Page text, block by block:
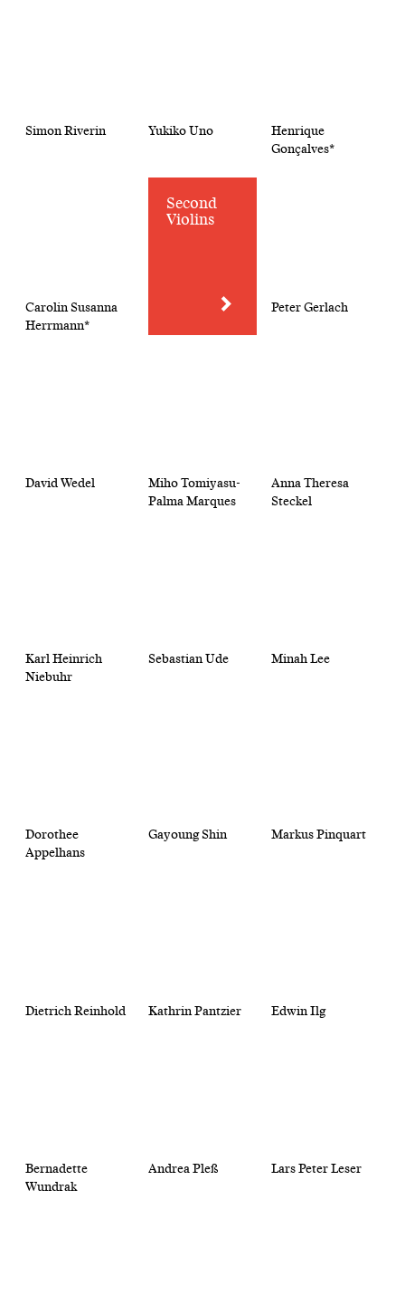
Simon Riverin Yukiko Uno
Henrique
Gonçalves*
Carolin Susanna
Herrmann*
Second
Violins
Peter Gerlach
David Wedel
Miho Tomiyasu-
Palma Marques
Anna Theresa
Steckel
Karl Heinrich
Niebuhr
Sebastian Ude Minah Lee
Dorothee
Appelhans
Gayoung Shin Markus Pinquart
Dietrich Reinhold Kathrin Pantzier Edwin Ilg
Bernadette
Wundrak
Andrea Pleß Lars Peter Leser